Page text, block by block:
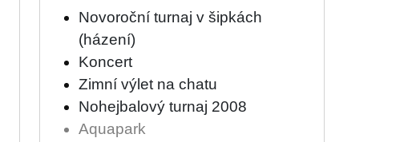
Novoroční turnaj v šipkách
(házení)
Koncert
Zimní výlet na chatu
Nohejbalový turnaj 2008
Aquapark